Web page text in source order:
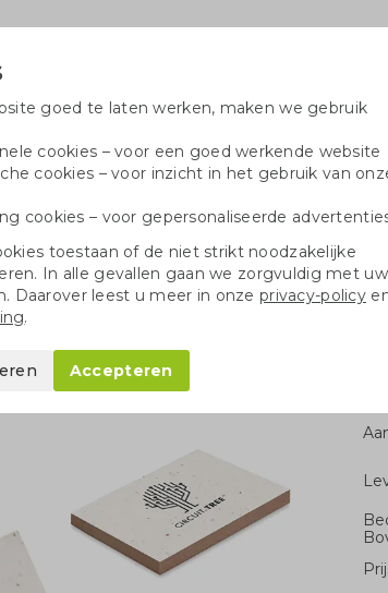
Balpennen Tote
goed te laten werken, maken we gebruik
cookies – voor een goed werkende website
cookies – voor inzicht in het gebruik van
cookies – voor gepersonaliseerde
toestaan of de niet strikt noodzakelijke
In alle gevallen gaan we zorgvuldig met uw
Daarover leest u meer in onzeprivacy-policy
.
Accepteren